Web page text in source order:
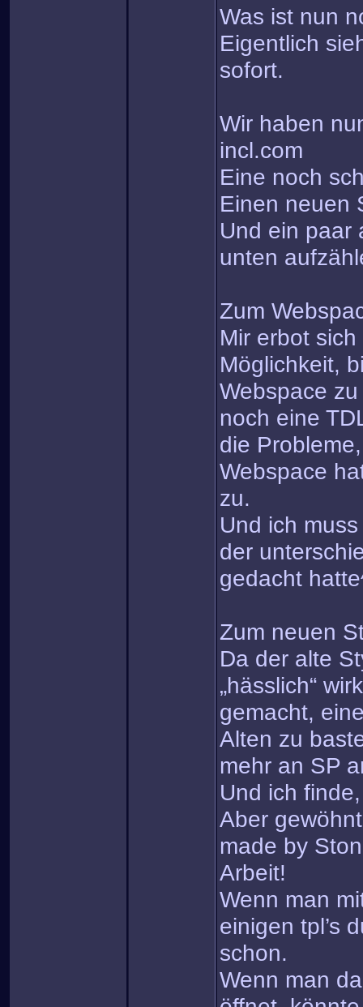
Was ist nun
Eigentlich
sofort.
Wir haben
incl.com
Eine noch
Einen neuen
Und ein paar
unten
Zum
Mir erbot
Möglichkeit,
Webspace
noch eine
die
Webspace
zu.
Und ich
der
gedacht
Zum neuen
Da der alte
„hässlich“
gemacht,
Alten zu
mehr an SP
Und ich
Aber
made by
Arbeit!
Wenn man
einigen tpl’s
schon.
Wenn man